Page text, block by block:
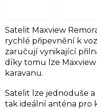
Satelit Maxview
rychlé připevnění k
zaručují vynikající
díky tomu lze
karavanu.
Satelit lze jednoduše a
tak ideální anténa pro